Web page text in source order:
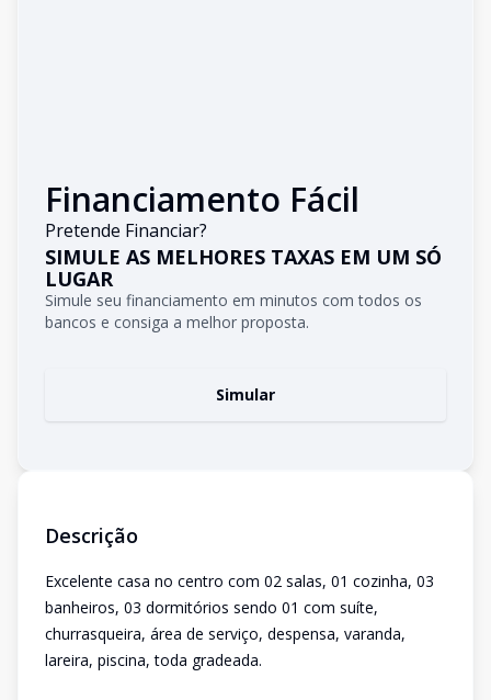
Financiamento Fácil
Pretende Financiar?
SIMULE AS MELHORES TAXAS EM UM SÓ
LUGAR
Simule seu financiamento em minutos com todos os
bancos e consiga a melhor proposta.
Simular
Descrição
Excelente casa no centro com 02 salas, 01 cozinha, 03
banheiros, 03 dormitórios sendo 01 com suíte,
churrasqueira, área de serviço, despensa, varanda,
lareira, piscina, toda gradeada.